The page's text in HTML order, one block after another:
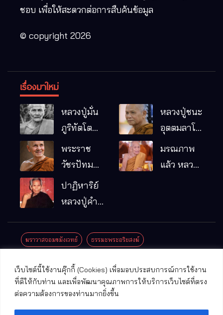
เว็บไซต์นี้ใช้งานคุ๊กกี้ (Cookies) เพื่อมอบประสบการณ์การใช้งาน
ที่ดีให้กับท่าน และเพื่อพัฒนาคุณภาพการให้บริการเว็บไซต์ที่ตรง
ต่อความต้องการของท่านมากยิ่งขึ้น
ชอบ เพื่อให้สะดวกต่อการสืบค้นข้อมูล
© copyright 2026
เรื่องมาใหม่
หลวงปู่มั่น
ภูริทัตโต
พระอริยเจ้า
ผู้เป็นบิดา
รมฐาน
หลวงปู่ชนะ
อุตตมลาโภ
หมากอื๋อ
พระราช
วัชรปัทม
คุณ (หลวง
ปู่บัวเกตุ
แล้ว วัดป่า
อ.แม่ริม
จ.เชียงใหม่
มรณภาพ
แล้ว หลวง
ปาฏิหาริย์
หลวงปู่คำ
มณี
ฆราวาสจอมขมังเวทย์ ธรรมะพระอริยสงฆ์
ปาฏิหาริย์พระเครื่อง
พระพุทธรูปศักดิ์สิทธิ์ วัดที่สําคัญ